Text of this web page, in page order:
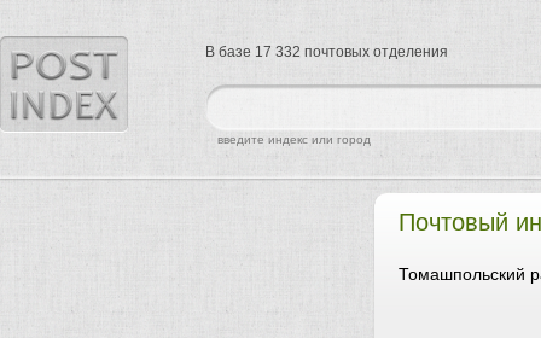
Почтовый
Томашпольский
найти
введите индекс или город
В базе 17 332 почтовых отделения